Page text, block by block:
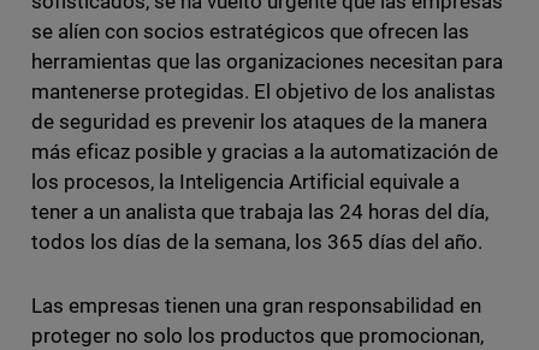
se alíen con socios estratégicos que ofrecen las
herramientas que las organizaciones necesitan para
mantenerse protegidas. El objetivo de los analistas
de seguridad es prevenir los ataques de la manera
más eficaz posible y gracias a la automatización de
los procesos, la Inteligencia Artificial equivale a
tener a un analista que trabaja las 24 horas del día,
todos los días de la semana, los 365 días del año.
Las empresas tienen una gran responsabilidad en
proteger no solo los productos que promocionan,